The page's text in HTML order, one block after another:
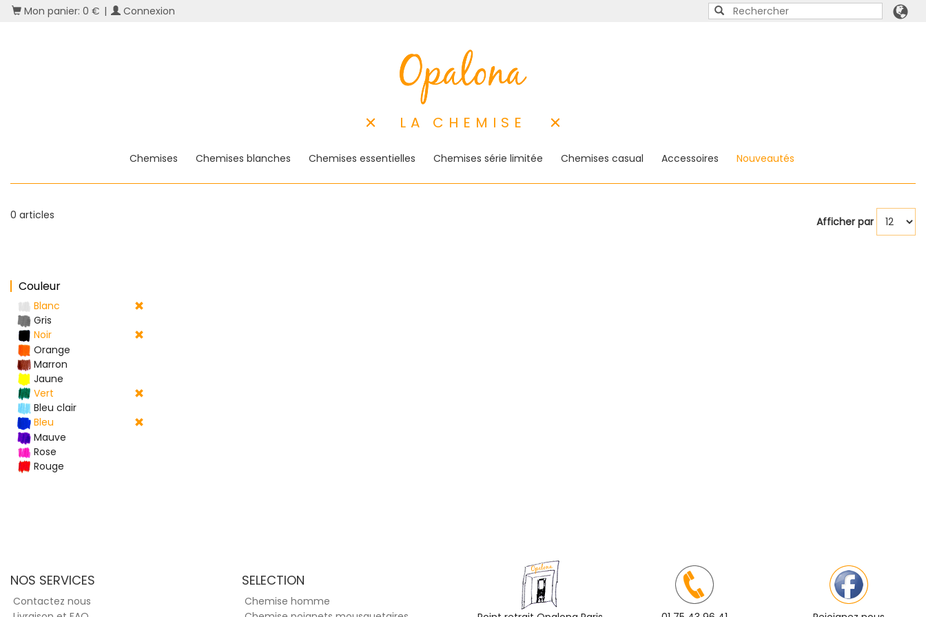
Mon panier: 0 € | Connexion
LA CHEMISE
Chemises Chemises blanches Chemises essentielles Chemises série limitée Chemises casual Accessoires Nouveautés
0 articles Afficher par
Couleur
Blanc
Gris
Noir
Orange
Marron
Jaune
Vert
Bleu clair
Bleu
Mauve
Rose
Rouge
NOS SERVICES
Contactez nous
SELECTION
Chemise homme